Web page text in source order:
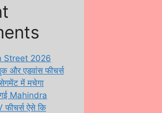
Street 2026
और एडवांस फीचर्स
में मचेगा
Mahindra
ऐसे कि